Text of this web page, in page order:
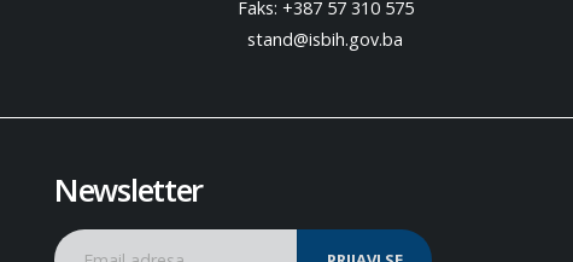
Faks: +387 57 310 575
stand@isbih.gov.ba
Newsletter